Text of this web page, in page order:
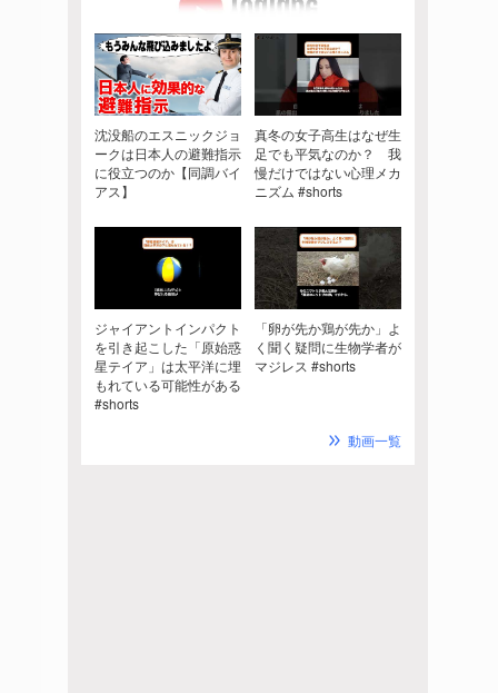
沈没船のエスニックジョ
ークは日本人の避難指示
に役立つのか【同調バイ
アス】
真冬の女子高生はなぜ生
足でも平気なのか？ 我
慢だけではない心理メカ
ニズム #shorts
ジャイアントインパクト
を引き起こした「原始惑
星テイア」は太平洋に埋
もれている可能性がある
#shorts
「卵が先か鶏が先か」よ
く聞く疑問に生物学者が
マジレス #shorts
動画一覧